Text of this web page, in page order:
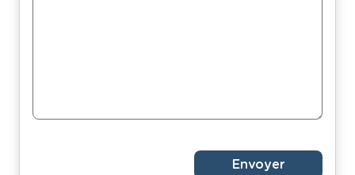
Envoyer